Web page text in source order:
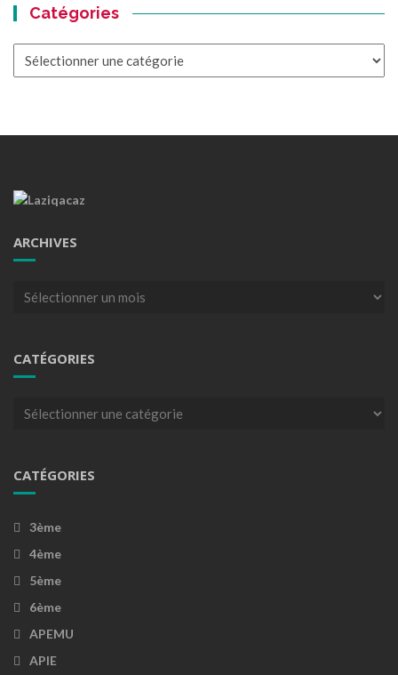
Catégories
ARCHIVES
Archives
CATÉGORIES
Catégories
CATÉGORIES
3ème
4ème
5ème
6ème
APEMU
APIE